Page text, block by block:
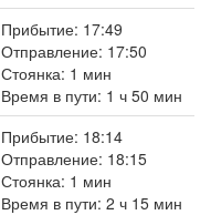
Прибытие: 17:49
Отправление: 17:50
Стоянка: 1 мин
Время в пути: 1 ч 50 мин
Прибытие: 18:14
Отправление: 18:15
Стоянка: 1 мин
Время в пути: 2 ч 15 мин